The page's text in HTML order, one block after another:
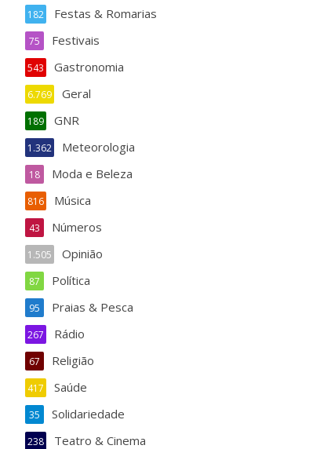
Festas & Romarias
182
Festivais
75
Gastronomia
543
Geral
6.769
GNR
189
Meteorologia
1.362
Moda e Beleza
18
Música
816
Números
43
Opinião
1.505
Política
87
Praias & Pesca
95
Rádio
267
Religião
67
Saúde
417
Solidariedade
35
Teatro & Cinema
238